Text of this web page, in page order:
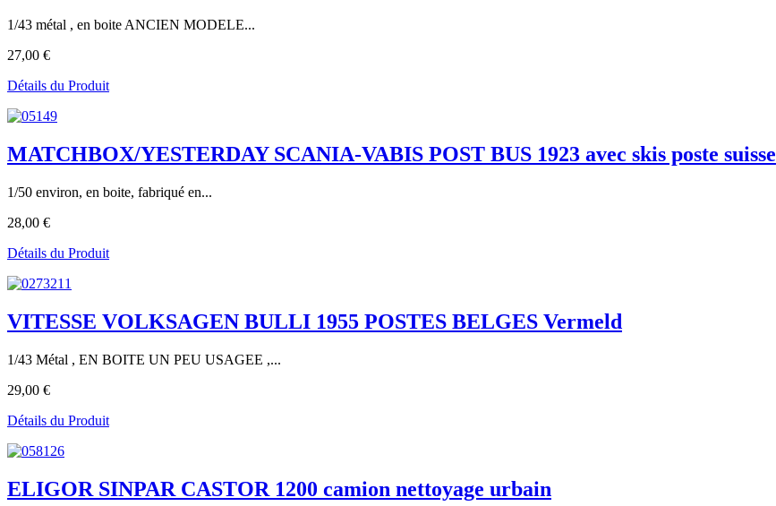
1/43 métal , en boite ANCIEN MODELE...
27,00 €
Détails du Produit
MATCHBOX/YESTERDAY SCANIA-VABIS POST BUS 1923 avec skis poste suisse
1/50 environ, en boite, fabriqué en...
28,00 €
Détails du Produit
VITESSE VOLKSAGEN BULLI 1955 POSTES BELGES Vermeld
1/43 Métal , EN BOITE UN PEU USAGEE ,...
29,00 €
Détails du Produit
ELIGOR SINPAR CASTOR 1200 camion nettoyage urbain